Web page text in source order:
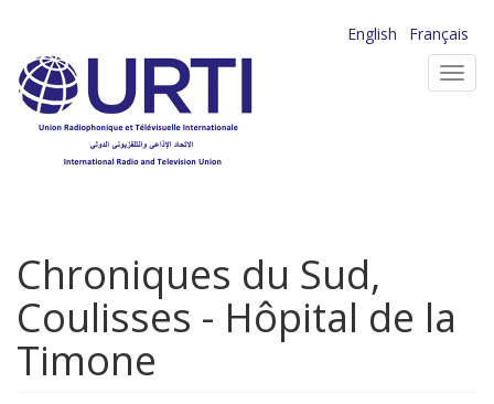
contenu
principal
English
Français
Chroniques du Sud,
Coulisses - Hôpital de la
Timone